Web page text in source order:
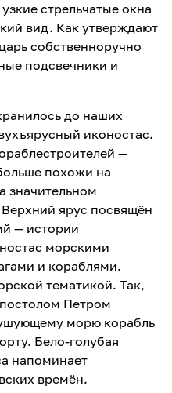
стрельчатые окна
вид. Как утверждают
собственноручно
подсвечники и
до наших
иконостас.
—
похожи на
значительном
Верхний ярус посвящён
— истории
морскими
и кораблями.
тематикой. Так,
Петром
морю корабль
Бело-голубая
напоминает
времён.